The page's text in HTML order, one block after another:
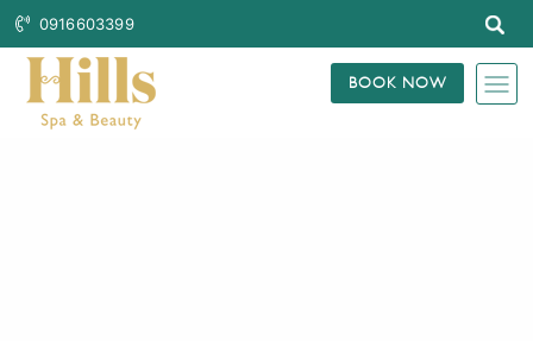
0916603399
BOOK NOW